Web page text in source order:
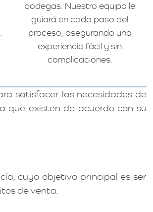
bodegas. Nuestro equipo le
guiará en cada paso del
proceso, asegurando una
experiencia fácil y sin
complicaciones.
satisfacer las necesidades de
que existen de acuerdo con su
cuyo objetivo principal es ser
de venta.